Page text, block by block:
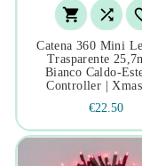
 
Catena 360 Mini
Trasparente
Bianco Caldo-
Controller |
€22.50